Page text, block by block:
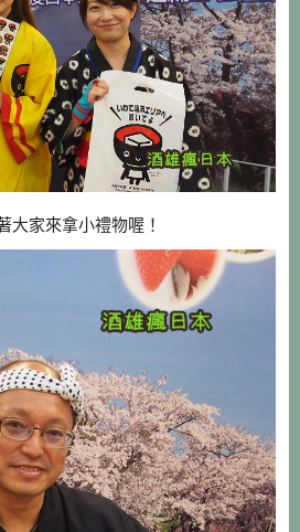
大家來拿小禮物喔！